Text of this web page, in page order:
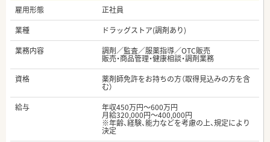
雇用形態
正社員
業種
ドラッグストア(調剤あり)
業務内容
調剤／監査／服薬指導／OTC販売
販売・商品管理・健康相談・調剤業務
資格
薬剤師免許をお持ちの方（取得見込みの方を含
む）
給与
年収450万円～600万円
月給320,000円～400,000円
※年齢、経験、能力などを考慮の上、規定により
決定